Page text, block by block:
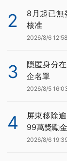
2
8月起已無
核准
2026/8/6 12:58
3
隱匿身分
企名單
2026/8/5
4
屏東移除
99萬獎勵金
2026/8/6